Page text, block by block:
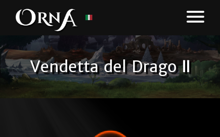
Vendetta del Drago Ⅱ